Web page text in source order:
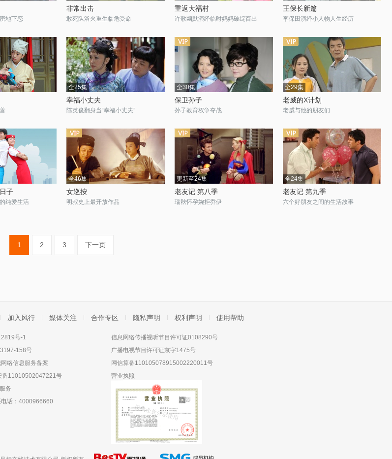
地下恋
非常出击
敢死队浴火重生临危受命
重返大福村
许歌幽默演绎临时妈妈破绽百出
王保长新篇
李保田演绎小人物人生经历
全25集
幸福小丈夫
陈英俊翻身当“幸福小丈夫”
全30集
保卫孙子
孙子教育权争夺战
全29集
老威的X计划
老威与他的朋友们
子
纯爱生活
全46集
女巡按
明叔史上最开放作品
更新至24集
老友记 第八季
瑞秋怀孕婉拒乔伊
全24集
老友记 第九季
六个好朋友之间的生活故事
1 2 3 下一页
加入风行 媒体关注 合作专区 隐私声明 权利声明 使用帮助
号-1
158号
络信息服务备案
备11010502047221号
务
话：4000966660
信息网络传播视听节目许可证0108290号
广播电视节目许可证京字1475号
网信算备110105078915002220011号
营业执照